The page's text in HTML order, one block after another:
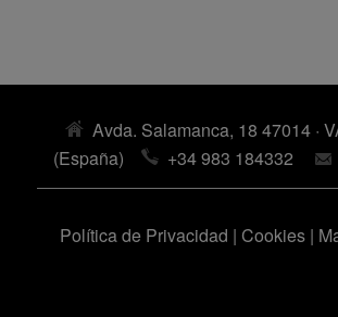
Avda. Salamanca, 18 47014 ·
(España)
+34 983 184332
Política de Privacidad | Cookies |